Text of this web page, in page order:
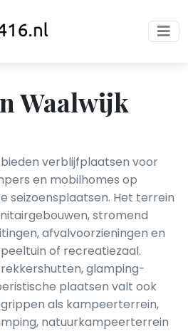
Waalwijk
verblijfplaatsen voor
en mobilhomes op
seizoensplaatsen. Het terrein
stromend
afvalvoorzieningen en
of recreatiezaal.
glamping-
plaatsen valt ook
als kampeerterrein,
natuurkampeerterrein